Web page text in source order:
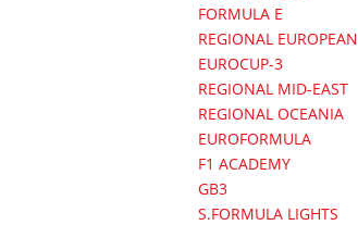
FORMULA E
REGIONAL EUROPEAN
EUROCUP-3
REGIONAL MID-EAST
REGIONAL OCEANIA
EUROFORMULA
F1 ACADEMY
GB3
S.FORMULA LIGHTS